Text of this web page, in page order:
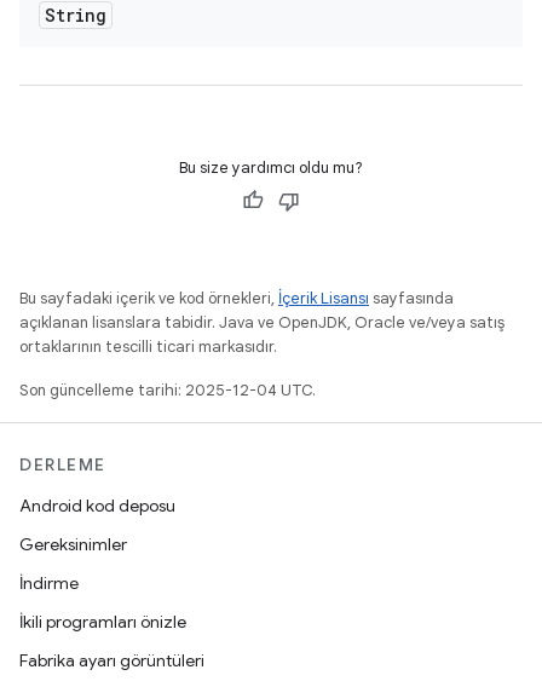
String
Bu size yardımcı oldu mu?
Bu sayfadaki içerik ve kod örnekleri, İçerik Lisansı sayfasında
açıklanan lisanslara tabidir. Java ve OpenJDK, Oracle ve/veya satış
ortaklarının tescilli ticari markasıdır.
Son güncelleme tarihi: 2025-12-04 UTC.
DERLEME
Android kod deposu
Gereksinimler
İndirme
İkili programları önizle
Fabrika ayarı görüntüleri